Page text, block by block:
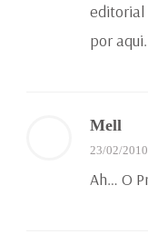
editorial
por
Mell
23/02/
Ah… O